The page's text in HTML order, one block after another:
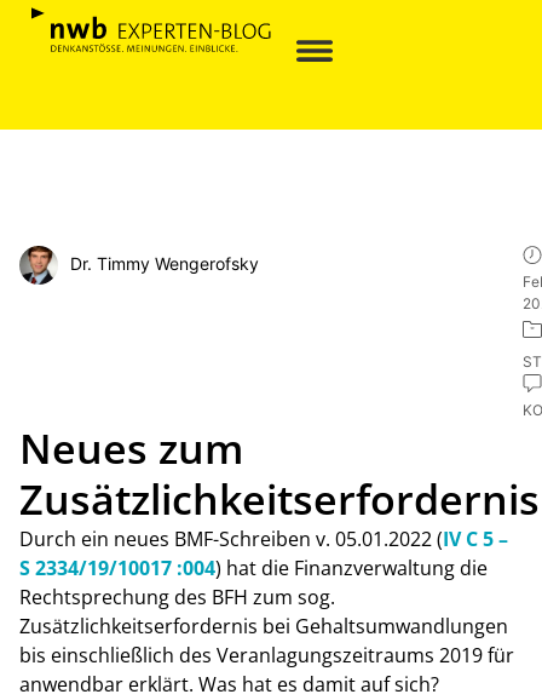
Dr. Timmy Wengerofsky
Neues zum
Zusätzlichkeitserfordernis
Durch ein neues BMF-Schreiben v. 05.01.2022 (IV C 5 –
S 2334/19/10017 :004) hat die Finanzverwaltung die
Rechtsprechung des BFH zum sog.
Zusätzlichkeitserfordernis bei Gehaltsumwandlungen
bis einschließlich des Veranlagungszeitraums 2019 für
anwendbar erklärt. Was hat es damit auf sich?